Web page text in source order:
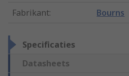
Fabrikant: Bourns
Specificaties
Datasheets